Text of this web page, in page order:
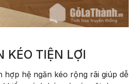
KÉO TIỆN LỢI
hợp hệ ngăn kéo rộng rãi giúp dễ